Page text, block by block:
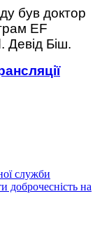
був доктор
EF
Девід Біш.
служби
доброчесність на